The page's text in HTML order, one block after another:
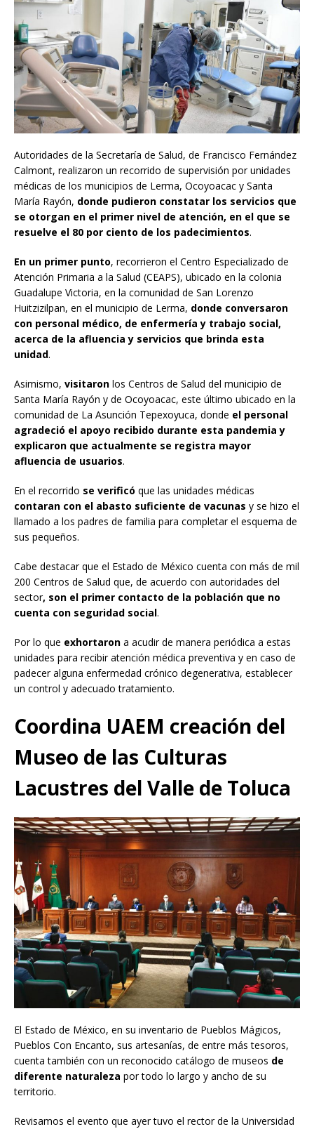
Autoridades de la Secretaría de Salud, de Francisco Fernández
Calmont, realizaron un recorrido de supervisión por unidades
médicas de los municipios de Lerma, Ocoyoacac y Santa
María Rayón, donde pudieron constatar los servicios que
se otorgan en el primer nivel de atención, en el que se
resuelve el 80 por ciento de los padecimientos.
En un primer punto, recorrieron el Centro Especializado de
Atención Primaria a la Salud (CEAPS), ubicado en la colonia
Guadalupe Victoria, en la comunidad de San Lorenzo
Huitzizilpan, en el municipio de Lerma, donde conversaron
con personal médico, de enfermería y trabajo social,
acerca de la afluencia y servicios que brinda esta
unidad.
Asimismo, visitaron los Centros de Salud del municipio de
Santa María Rayón y de Ocoyoacac, este último ubicado en la
comunidad de La Asunción Tepexoyuca, donde el personal
agradeció el apoyo recibido durante esta pandemia y
explicaron que actualmente se registra mayor
afluencia de usuarios.
En el recorrido se verificó que las unidades médicas
contaran con el abasto suficiente de vacunas y se hizo el
llamado a los padres de familia para completar el esquema de
sus pequeños.
Cabe destacar que el Estado de México cuenta con más de mil
200 Centros de Salud que, de acuerdo con autoridades del
sector, son el primer contacto de la población que no
cuenta con seguridad social.
Por lo que exhortaron a acudir de manera periódica a estas
unidades para recibir atención médica preventiva y en caso de
padecer alguna enfermedad crónico degenerativa, establecer
un control y adecuado tratamiento.
Coordina UAEM creación del
Museo de las Culturas
Lacustres del Valle de Toluca
El Estado de México, en su inventario de Pueblos Mágicos,
Pueblos Con Encanto, sus artesanías, de entre más tesoros,
cuenta también con un reconocido catálogo de museos de
diferente naturaleza por todo lo largo y ancho de su
territorio.
Revisamos el evento que ayer tuvo el rector de la Universidad